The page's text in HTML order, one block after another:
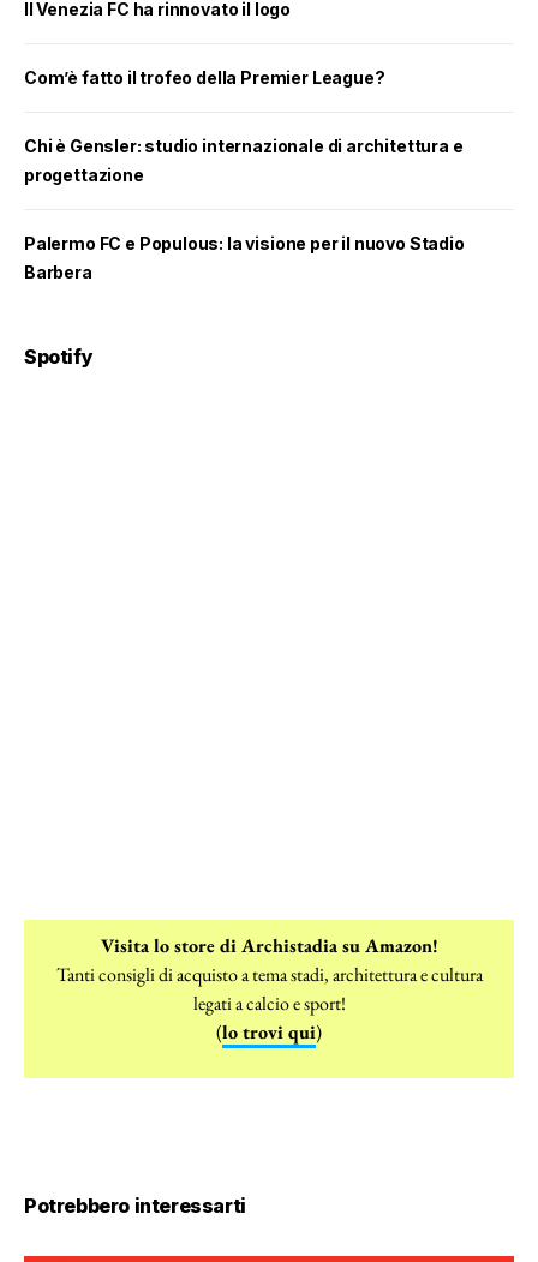
Il Venezia FC ha rinnovato il logo
Com’è fatto il trofeo della Premier League?
Chi è Gensler: studio internazionale di architettura e
progettazione
Palermo FC e Populous: la visione per il nuovo Stadio
Barbera
Spotify
Visita lo store di Archistadia su Amazon!
Tanti consigli di acquisto a tema stadi, architettura e cultura
legati a calcio e sport!
(lo trovi qui)
Potrebbero interessarti